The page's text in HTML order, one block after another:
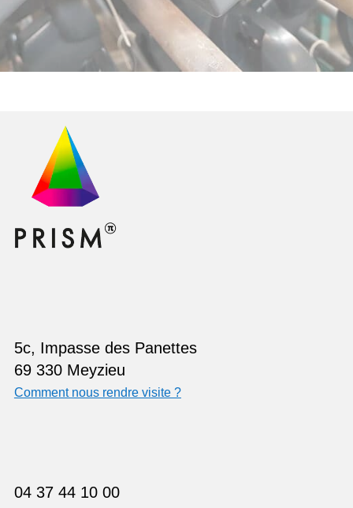
5c, Impasse des Panettes
69 330 Meyzieu
Comment nous rendre visite ?
04 37 44 10 00